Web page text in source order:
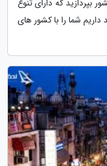
بپردازید که دارای تنوع
شما را با کشور های